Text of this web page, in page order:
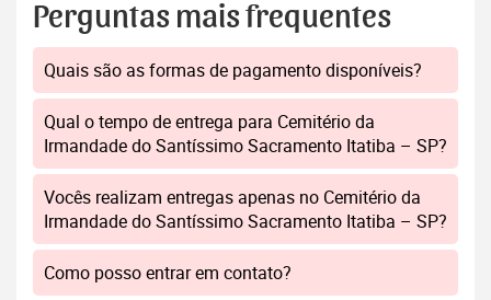
Perguntas mais frequentes
Quais são as formas de pagamento disponíveis?
Qual o tempo de entrega para Cemitério da
Irmandade do Santíssimo Sacramento Itatiba – SP?
Vocês realizam entregas apenas no Cemitério da
Irmandade do Santíssimo Sacramento Itatiba – SP?
Como posso entrar em contato?